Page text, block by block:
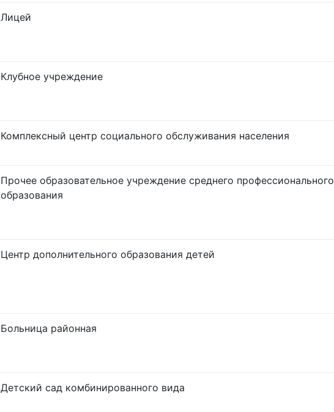
Лицей
Клубное учреждение
Комплексный центр социального обслуживания населения
Прочее образовательное учреждение среднего профессионального
образования
Центр дополнительного образования детей
Больница районная
Детский сад комбинированного вида